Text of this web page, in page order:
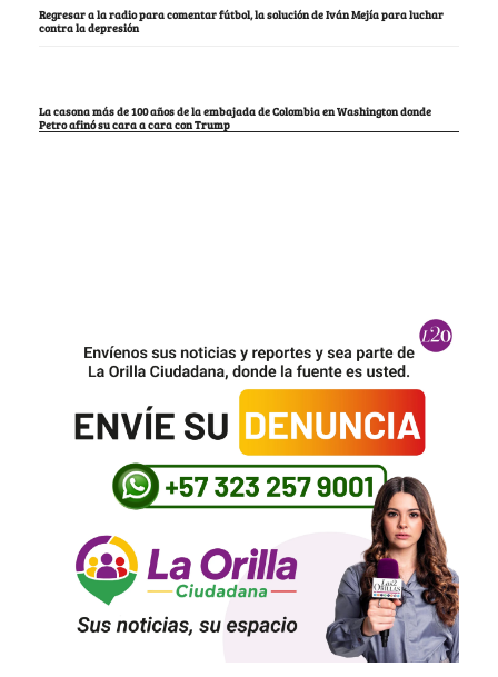
Regresar a la radio para comentar fútbol, la solución de Iván Mejía para luchar
contra la depresión
La casona más de 100 años de la embajada de Colombia en Washington donde
Petro afinó su cara a cara con Trump